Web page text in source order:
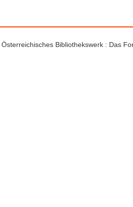
Bibliothekswerk : Das